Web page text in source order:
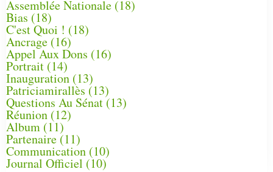
Assemblée Nationale (18)
Bias (18)
C'est Quoi ! (18)
Ancrage (16)
Appel Aux Dons (16)
Portrait (14)
Inauguration (13)
Patriciamirallès (13)
Questions Au Sénat(13)
Réunion (12)
Album (11)
Partenaire(11)
Communication (10)
Journal Officiel (10)